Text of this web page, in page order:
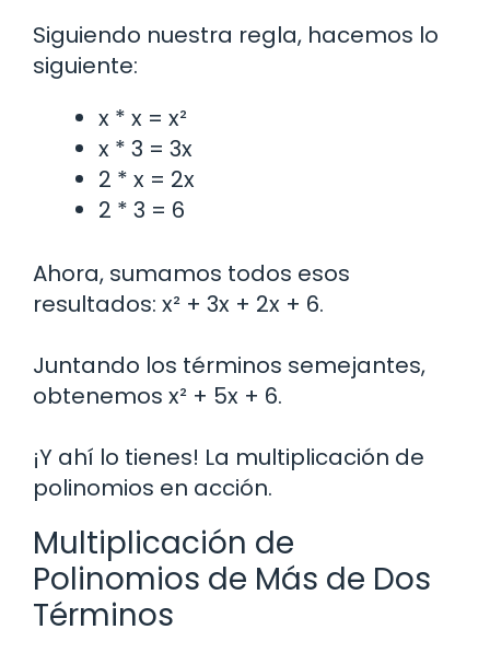
Siguiendo nuestra regla, hacemos lo
siguiente:
x * x = x²
x * 3 = 3x
2 * x = 2x
2 * 3 = 6
Ahora, sumamos todos esos
resultados: x² + 3x + 2x + 6.
Juntando los términos semejantes,
obtenemos x² + 5x + 6.
¡Y ahí lo tienes! La multiplicación de
polinomios en acción.
Multiplicación de
Polinomios de Más de Dos
Términos